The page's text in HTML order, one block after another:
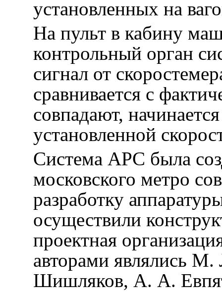
установленных на
На пульт в кабину
контрольный орган
сигнал от
сравнивается с
совпадают,
установленной
Система АРС была
московского метро
разработку
осуществили
проектная
авторами являлись
Шишляков, А. А.